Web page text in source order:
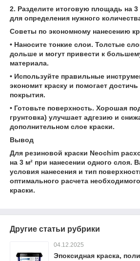
2. Разделите итоговую площадь на 3
для определения нужного
Советы по экономному нанесению
• Наносите тонкие слои. Толстые
дольше и могут привести к
материала.
• Используйте правильные
экономит краску и помогает
покрытия.
• Готовьте поверхность. Хорошая
грунтовка) улучшает адгезию и
дополнительном слое краски.
Вывод
Для резиновой краски Neochim
на 3 м² при нанесении одного слоя.
условия нанесения и тип
оптимального расчета
краски.
Другие статьи рубрики
04.12.2025
Эпоксидная краска,